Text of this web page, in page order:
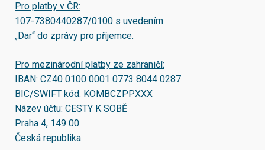
Pro platby v ČR:
107-7380440287/0100 s uvedením
„Dar“ do zprávy pro příjemce.
Pro mezinárodní platby ze zahraničí:
IBAN: CZ40 0100 0001 0773 8044 0287
BIC/SWIFT kód: KOMBCZPPXXX
Název účtu: CESTY K SOBĚ
Praha 4, 149 00
Česká republika